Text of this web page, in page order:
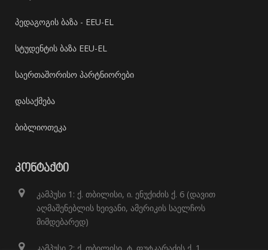
პედაგოგის ბაზა - EEU-EL
სტუდენტის ბაზა EEU-EL
საერთაშორისო პარტნიორები
დასაქმება
ბიბლიოთეკა
ᲙᲝᲜᲢᲐᲥᲢᲘ
კამპუსი 1: ქ. თბილისი, ი. ენუქიძის ქ. 6 (დავით
აღმაშენებლის ხეივანი, ამერიკის საელჩოს
მიმდებარედ)